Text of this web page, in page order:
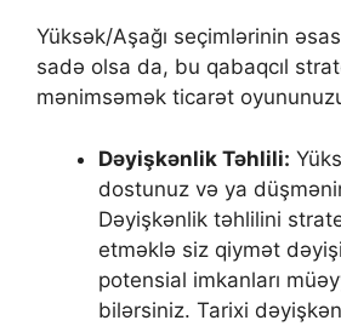
Yüksək/Aşağı seçimlərinin
sadə olsa da, bu qabaqcıl
mənimsəmək ticarət
Dəyişkənlik Təhlili:
dostunuz və ya
Dəyişkənlik təhlilini
etməklə siz qiymət
potensial imkanları
bilərsiniz. Tarixi